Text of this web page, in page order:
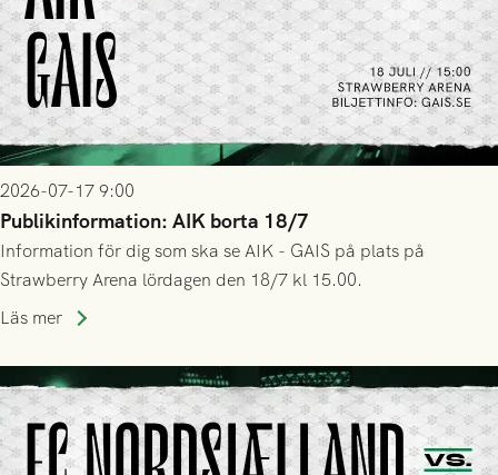
2026-07-17 9:00
Publikinformation: AIK borta 18/7
Information för dig som ska se AIK - GAIS på plats på
Strawberry Arena lördagen den 18/7 kl 15.00.
Läs mer